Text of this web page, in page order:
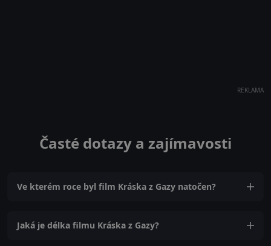
REKLAMA
Časté dotazy a zajímavosti
Ve kterém roce byl film Kráska z Gazy natočen?
Jaká je délka filmu Kráska z Gazy?